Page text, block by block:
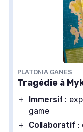
PLATONIA GAMES
Tragédie à
＋ Immersif :
game
＋
Collaboratif :